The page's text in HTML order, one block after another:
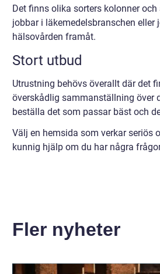
Det finns olika sorters kolonner
jobbar i läkemedelsbranschen
hälsovården framåt.
Stort utbud
Utrustning behövs överallt där det
överskådlig sammanställning över
beställa det som passar bäst och
Välj en hemsida som verkar seriös
kunnig hjälp om du har några
Fler nyheter